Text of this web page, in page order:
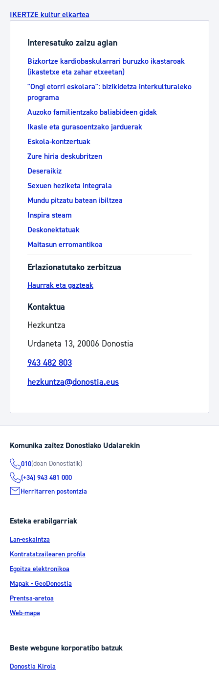
IKERTZE kultur elkartea
Interesatuko zaizu agian
Bizkortze kardiobaskularrari buruzko ikastaroak
(ikastetxe eta zahar etxeetan)
"Ongi etorri eskolara": bizikidetza interkulturaleko
programa
Auzoko familientzako baliabideen gidak
Ikasle eta gurasoentzako jarduerak
Eskola-kontzertuak
Zure hiria deskubritzen
Deseraikiz
Sexuen heziketa integrala
Mundu pitzatu batean ibiltzea
Inspira steam
Deskonektatuak
Maitasun erromantikoa
Erlazionatutako zerbitzua
Haurrak eta gazteak
Kontaktua
Hezkuntza
Urdaneta 13, 20006 Donostia
943 482 803
hezkuntza@donostia.eus
Komunika zaitez Donostiako Udalarekin
010(doan Donostiatik)
(+34) 943 481 000
Herritarren postontzia
Esteka erabilgarriak
Lan-eskaintza
Kontratatzailearen profila
Egoitza elektronikoa
Mapak - GeoDonostia
Prentsa-aretoa
Web-mapa
Beste webgune korporatibo batzuk
Donostia Kirola